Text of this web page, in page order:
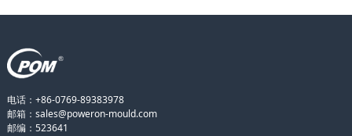
电话：+86-0769-89383978
邮箱：sales@poweron-mould.com
邮编：523641